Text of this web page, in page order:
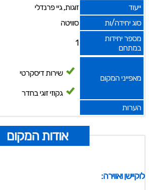
ייעוד
זוגות, גיי פרנדלי
סוג יחידה/ות
סוויטה
מספר יחידות
במתחם
1
מאפייני המקום
שירות דיסקרטי
גקוזי זוגי בחדר
הערות
אודות המקום
לוקיישן ואווירה: